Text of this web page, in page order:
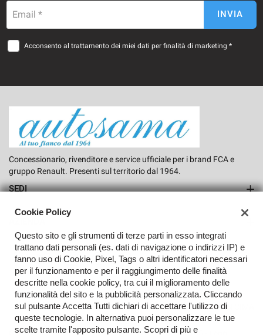
Email * INVIA
Acconsento al trattamento dei miei dati per finalità di marketing *
Concessionario, rivenditore e service ufficiale per i brand FCA e
gruppo Renault. Presenti sul territorio dal 1964.
SEDI
Azienda
Contatti
TORNA IN CIMA
Copyright © 2026 Autosama Srl - P.IVA 00766550156 -
Cookie Policy
Questo sito e gli strumenti di terze parti in esso integrati
trattano dati personali (es. dati di navigazione o indirizzi IP) e
fanno uso di Cookie, Pixel, Tags o altri identificatori necessari
per il funzionamento e per il raggiungimento delle finalità
descritte nella cookie policy, tra cui il miglioramento delle
funzionalità del sito e la pubblicità personalizzata. Cliccando
sul pulsante Accetta Tutti dichiari di accettare l'utilizzo di
queste tecnologie. In alternativa puoi personalizzare le tue
scelte tramite l'apposito pulsante. Scopri di più e